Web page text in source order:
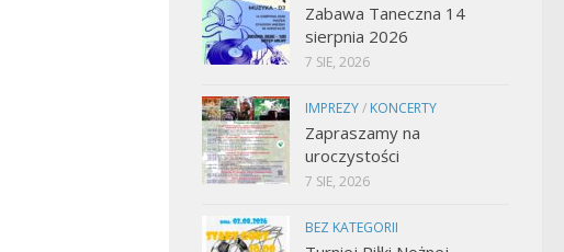
Zabawa Taneczna 14
sierpnia 2026
7 SIE, 2026
IMPREZY/ KONCERTY
Zapraszamy na
uroczystości
7 SIE, 2026
BEZ KATEGORII